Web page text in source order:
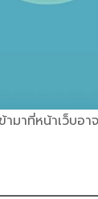
มาที่หน้าเว็บอา